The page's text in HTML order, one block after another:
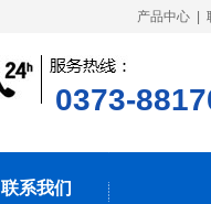
产品中心
0373-
联系我们